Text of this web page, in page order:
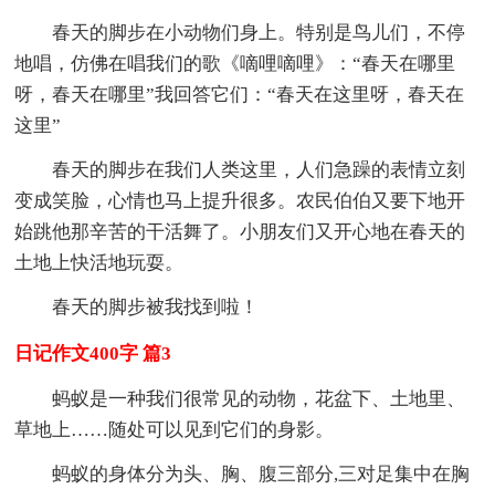
春天的脚步在小动物们身上。特别是鸟儿们，不停
地唱，仿佛在唱我们的歌《嘀哩嘀哩》：“春天在哪里
呀，春天在哪里”我回答它们：“春天在这里呀，春天在
这里”
春天的脚步在我们人类这里，人们急躁的表情立刻
变成笑脸，心情也马上提升很多。农民伯伯又要下地开
始跳他那辛苦的干活舞了。小朋友们又开心地在春天的
土地上快活地玩耍。
春天的脚步被我找到啦！
日记作文400字 篇3
蚂蚁是一种我们很常见的动物，花盆下、土地里、
草地上……随处可以见到它们的身影。
蚂蚁的身体分为头、胸、腹三部分,三对足集中在胸